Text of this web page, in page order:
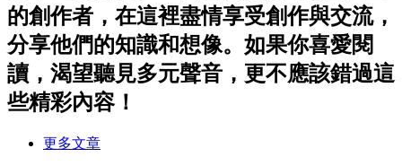
的創作者，在這裡盡情享受創作與交流，
分享他們的知識和想像。如果你喜愛閱
讀，渴望聽見多元聲音，更不應該錯過這
些精彩內容！
更多文章